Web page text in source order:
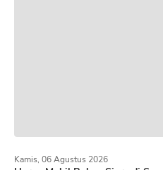
Kamis, 06 Agustus 2026